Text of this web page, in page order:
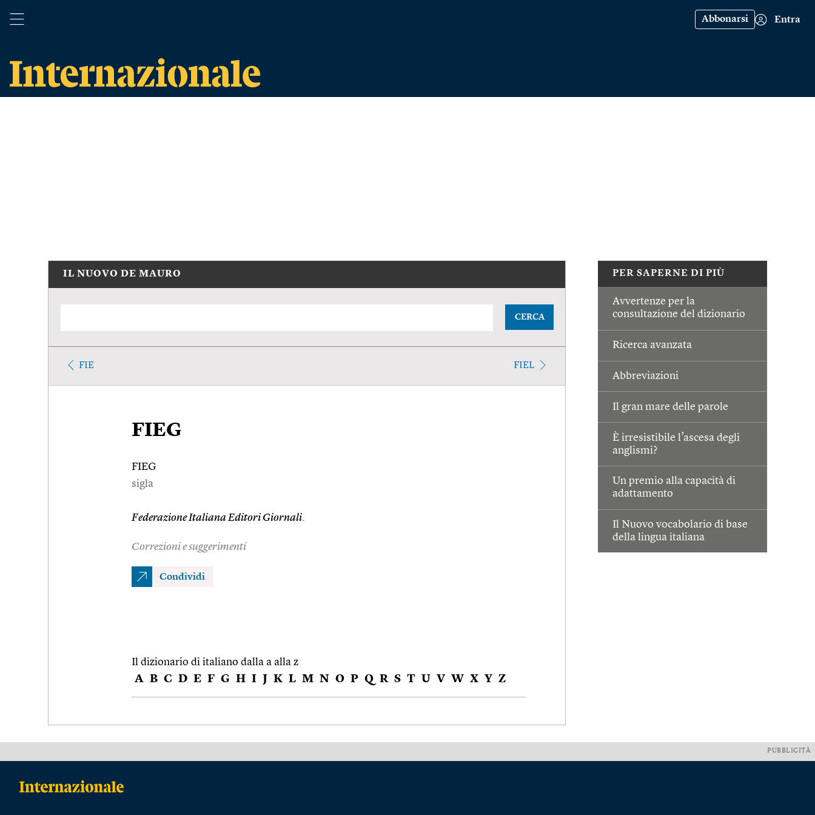
Abbonarsi Entra
PER SAPERNE DI PIÙ
Avvertenze per la
consultazione del dizionario
Ricerca avanzata
Abbreviazioni
Il gran mare delle parole
È irresistibile l’ascesa degli
anglismi?
Un premio alla capacità di
adattamento
Il Nuovo vocabolario di base
della lingua italiana
IL NUOVO DE MAURO
CERCA
FIE FIEL
FIEG
FIEG
sigla
Federazione Italiana Editori Giornali.
Correzioni e suggerimenti
Condividi
Il dizionario di italiano dalla a alla z
A B C D E F G H I J K L M N O P Q R S T U V W X Y Z
PUBBLICITÀ